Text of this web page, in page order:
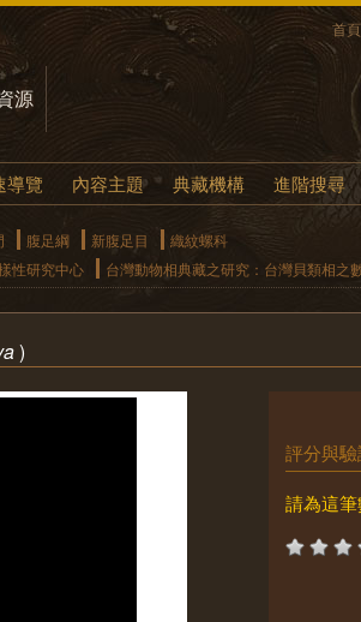
首頁
源
導覽 內容主題 典藏機構 進階搜尋
腹足綱 新腹足目
織紋螺科
性研究中心 台灣動物相典藏之研究：台灣貝類相之
)
評分與驗
請為這